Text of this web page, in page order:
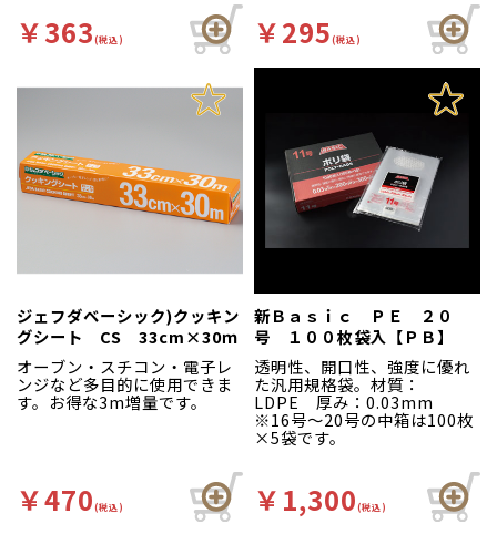
￥363(税込) ￥295(税込)
ジェフダベーシック)クッキン
グシート CS 33cm×30ｍ
オーブン・スチコン・電子レ
ンジなど多目的に使用できま
す。お得な3m増量です。
￥470(税込)
新Ｂａｓｉｃ ＰＥ ２０
号 １００枚袋入【ＰＢ】
透明性、開口性、強度に優れ
た汎用規格袋。材質：
LDPE 厚み：0.03mm
※16号～20号の中箱は100枚
×5袋です。
￥1,300(税込)